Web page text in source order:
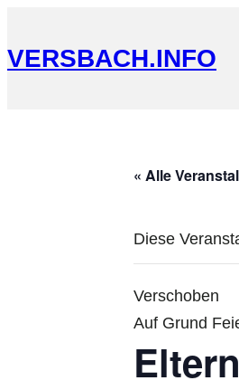
VERSBACH.INFO
« Alle
Diese
Verschoben
Auf Grund